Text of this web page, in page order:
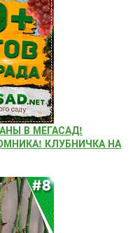
В МЕГАСАД!
КЛУБНИЧКА НА